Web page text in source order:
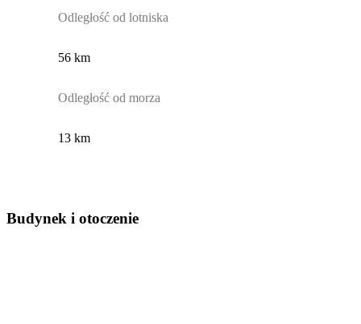
Odległość od lotniska
56 km
Odległość od morza
13 km
Budynek i otoczenie